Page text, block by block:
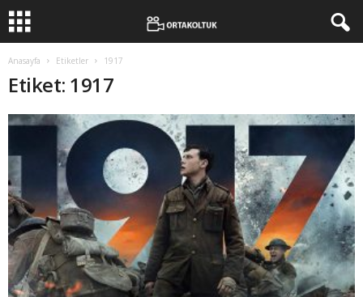
Anasayfa Etiketler 1917
Etiket: 1917